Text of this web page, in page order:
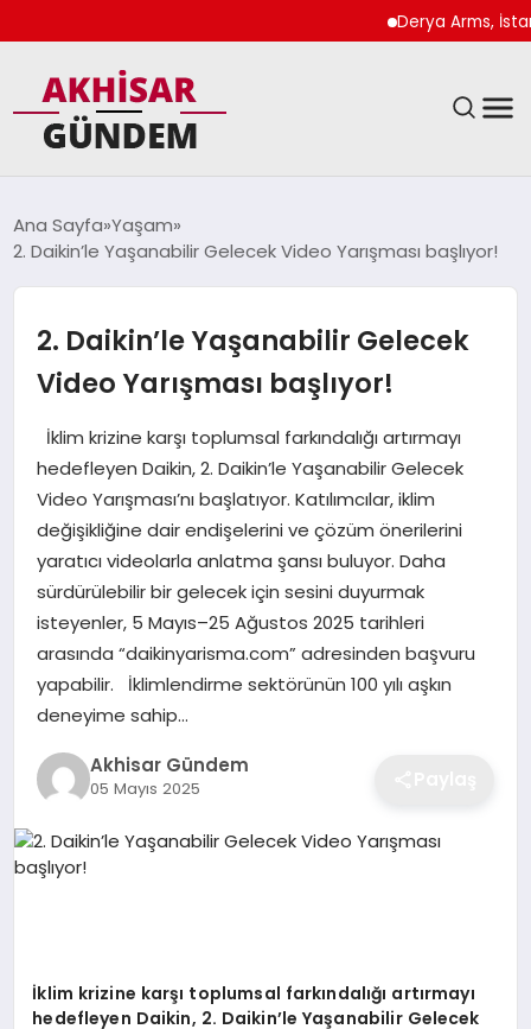
Derya Arms, İstanbul
EKONOMI
SPOR
TEKNOLOJI
YAŞAM
Ana Sayfa Yaşam
2. Daikin’le Yaşanabilir Gelecek Video Yarışması başlıyor!
2. Daikin’le Yaşanabilir Gelecek
Video Yarışması başlıyor!
İklim krizine karşı toplumsal farkındalığı artırmayı
hedefleyen Daikin, 2. Daikin’le Yaşanabilir Gelecek
Video Yarışması’nı başlatıyor. Katılımcılar, iklim
değişikliğine dair endişelerini ve çözüm önerilerini
yaratıcı videolarla anlatma şansı buluyor. Daha
sürdürülebilir bir gelecek için sesini duyurmak
isteyenler, 5 Mayıs–25 Ağustos 2025 tarihleri
arasında “daikinyarisma.com” adresinden başvuru
yapabilir. İklimlendirme sektörünün 100 yılı aşkın
deneyime sahip…
Akhisar Gündem
05 Mayıs 2025
İklim krizine karşı toplumsal farkındalığı artırmayı
hedefleyen Daikin, 2. Daikin’le Yaşanabilir Gelecek